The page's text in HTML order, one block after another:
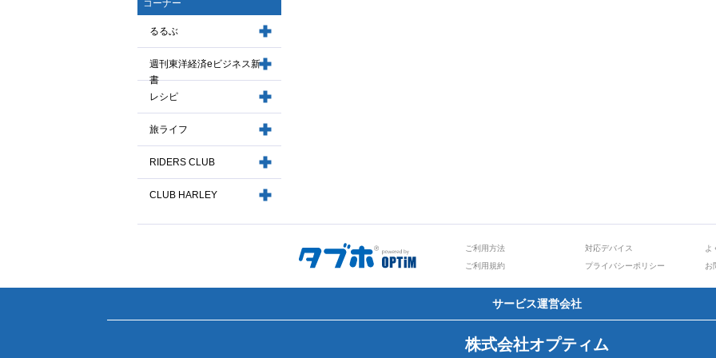
コーナー
るるぶ
週刊東洋経済eビジネス新
書
レシピ
旅ライフ
RIDERS CLUB
CLUB HARLEY
ご利用方法 対応デバイス
よ
ご利用規約
プライバシーポリシー お
サービス運営会社
株式会社オプティム